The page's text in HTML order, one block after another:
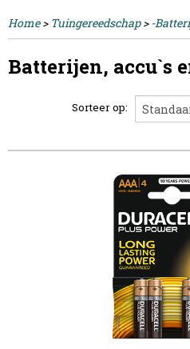
Home> Tuingereedschap> -
Batterijen, accu`s
Sorteer op: